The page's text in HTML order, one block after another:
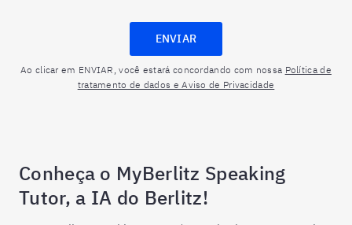
ENVIAR
Ao clicar em ENVIAR, você estará concordando com nossa Política de
tratamento de dados e Aviso de Privacidade
Conheça o MyBerlitz Speaking
Tutor, a IA do Berlitz!